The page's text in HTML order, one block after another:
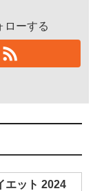
ローする
エット 2024